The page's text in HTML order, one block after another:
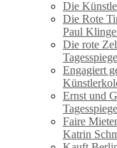
Die
Die Rote
Paul
Die rote
Engagiert
Ernst und
Faire
Katrin